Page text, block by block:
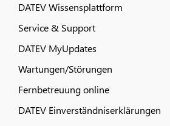
DATEV Wissensplattform
Service & Support
DATEV MyUpdates
Wartungen/Störungen
Fernbetreuung online
DATEV Einverständniserklärungen